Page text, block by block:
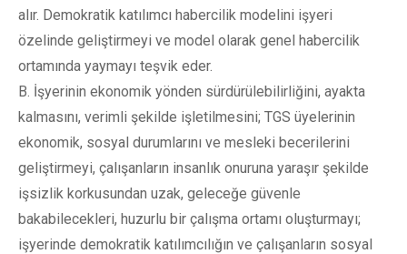
alır. Demokratik katılımcı habercilik modelini işyeri
özelinde geliştirmeyi ve model olarak genel habercilik
ortamında yaymayı teşvik eder.
B. İşyerinin ekonomik yönden sürdürülebilirliğini, ayakta
kalmasını, verimli şekilde işletilmesini; TGS üyelerinin
ekonomik, sosyal durumlarını ve mesleki becerilerini
geliştirmeyi, çalışanların insanlık onuruna yaraşır şekilde
işsizlik korkusundan uzak, geleceğe güvenle
bakabilecekleri, huzurlu bir çalışma ortamı oluşturmayı;
işyerinde demokratik katılımcılığın ve çalışanların sosyal